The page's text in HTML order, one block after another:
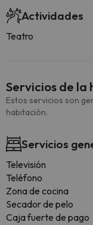
Actividades
Teatro
Servicios de
Estos servicios son
habitación.
Servicios
Televisión
Teléfono
Zona de cocina
Secador de pelo
Caja fuerte de pago